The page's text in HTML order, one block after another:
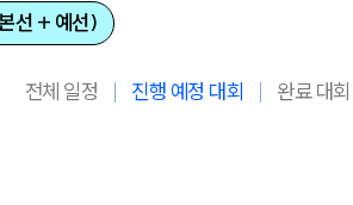
선 + 예선)
전체 일정 진행 예정 대회 완료 대회